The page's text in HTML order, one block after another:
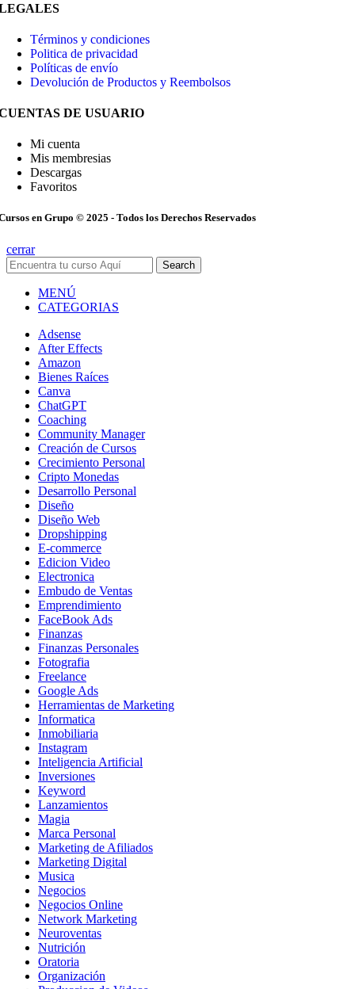
Términos y condiciones
Politica de privacidad
Políticas de envío
Devolución de Productos y Reembolsos
DE USUARIO
Mi cuenta
Mis membresias
Descargas
Favoritos
en Grupo © 2025 - Todos los Derechos Reservados
cerrar
Search
MENÚ
CATEGORIAS
Adsense
After Effects
Amazon
Bienes Raíces
Canva
ChatGPT
Coaching
Community Manager
Creación de Cursos
Crecimiento Personal
Cripto Monedas
Desarrollo Personal
Diseño
Diseño Web
Dropshipping
E-commerce
Edicion Video
Electronica
Embudo de Ventas
Emprendimiento
FaceBook Ads
Finanzas
Finanzas Personales
Fotografia
Freelance
Google Ads
Herramientas de Marketing
Informatica
Inmobiliaria
Instagram
Inteligencia Artificial
Inversiones
Keyword
Lanzamientos
Magia
Marca Personal
Marketing de Afiliados
Marketing Digital
Musica
Negocios
Negocios Online
Network Marketing
Neuroventas
Nutrición
Oratoria
Organización